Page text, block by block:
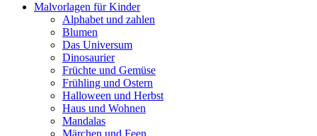
Malvorlagen für Kinder
Alphabet und zahlen
Blumen
Das Universum
Dinosaurier
Früchte und Gemüse
Frühling und Ostern
Halloween und Herbst
Haus und Wohnen
Mandalas
Märchen und Feen